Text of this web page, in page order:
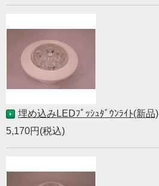
埋め込みLEDﾌﾟｯｼｭﾀﾞｳﾝﾗｲﾄ(新品)
5,170円(税込)